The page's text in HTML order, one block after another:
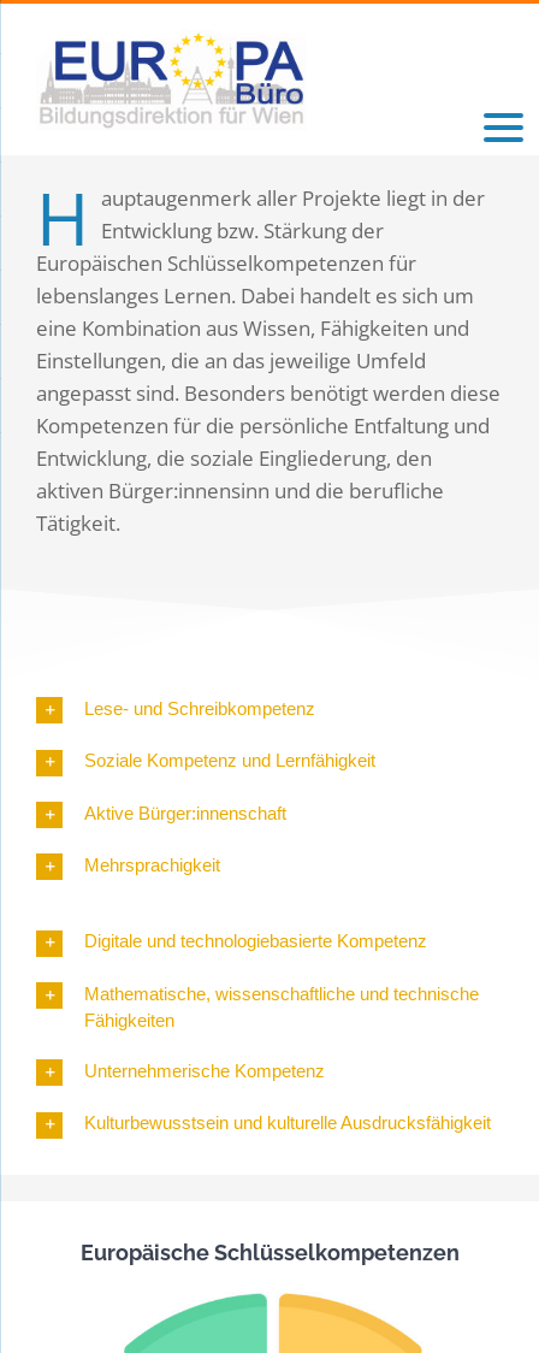
Inhalt
springen
H
auptaugenmerk aller Projekte liegt in der
Entwicklung bzw. Stärkung der
Europäischen Schlüsselkompetenzen für
lebenslanges Lernen. Dabei handelt es sich um
eine Kombination aus Wissen, Fähigkeiten und
Einstellungen, die an das jeweilige Umfeld
angepasst sind. Besonders benötigt werden diese
Kompetenzen für die persönliche Entfaltung und
Entwicklung, die soziale Eingliederung, den
aktiven Bürger:innensinn und die berufliche
Tätigkeit.
Lese- und Schreibkompetenz
Soziale Kompetenz und Lernfähigkeit
Aktive Bürger:innenschaft
Mehrsprachigkeit
Digitale und technologiebasierte Kompetenz
Mathematische, wissenschaftliche und technische
Fähigkeiten
Unternehmerische Kompetenz
Kulturbewusstsein und kulturelle Ausdrucksfähigkeit
Europäische Schlüsselkompetenzen